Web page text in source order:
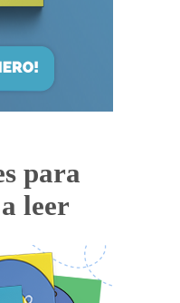
para
leer